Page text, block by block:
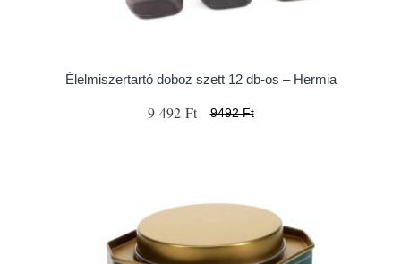
Élelmiszertartó doboz szett 12 db-os – Hermia
9 492 Ft 9492 Ft